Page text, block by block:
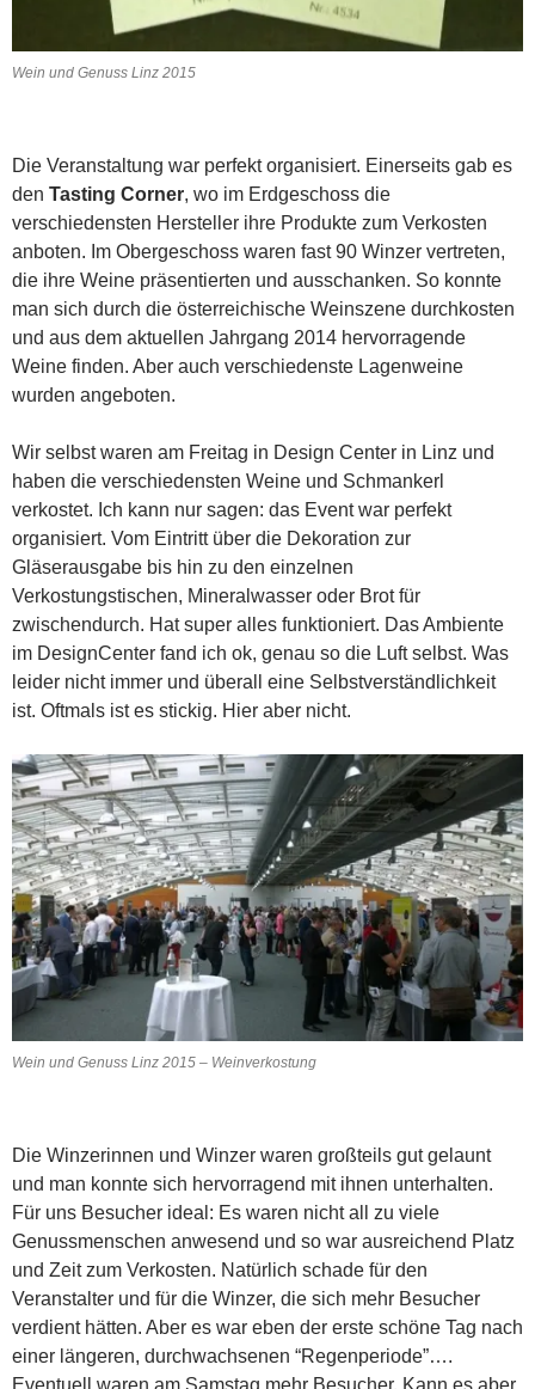
Wein und Genuss Linz 2015
Die Veranstaltung war perfekt organisiert. Einerseits gab es
den Tasting Corner, wo im Erdgeschoss die
verschiedensten Hersteller ihre Produkte zum Verkosten
anboten. Im Obergeschoss waren fast 90 Winzer vertreten,
die ihre Weine präsentierten und ausschanken. So konnte
man sich durch die österreichische Weinszene durchkosten
und aus dem aktuellen Jahrgang 2014 hervorragende
Weine finden. Aber auch verschiedenste Lagenweine
wurden angeboten.
Wir selbst waren am Freitag in Design Center in Linz und
haben die verschiedensten Weine und Schmankerl
verkostet. Ich kann nur sagen: das Event war perfekt
organisiert. Vom Eintritt über die Dekoration zur
Gläserausgabe bis hin zu den einzelnen
Verkostungstischen, Mineralwasser oder Brot für
zwischendurch. Hat super alles funktioniert. Das Ambiente
im DesignCenter fand ich ok, genau so die Luft selbst. Was
leider nicht immer und überall eine Selbstverständlichkeit
ist. Oftmals ist es stickig. Hier aber nicht.
Wein und Genuss Linz 2015 – Weinverkostung
Die Winzerinnen und Winzer waren großteils gut gelaunt
und man konnte sich hervorragend mit ihnen unterhalten.
Für uns Besucher ideal: Es waren nicht all zu viele
Genussmenschen anwesend und so war ausreichend Platz
und Zeit zum Verkosten. Natürlich schade für den
Veranstalter und für die Winzer, die sich mehr Besucher
verdient hätten. Aber es war eben der erste schöne Tag nach
einer längeren, durchwachsenen “Regenperiode”….